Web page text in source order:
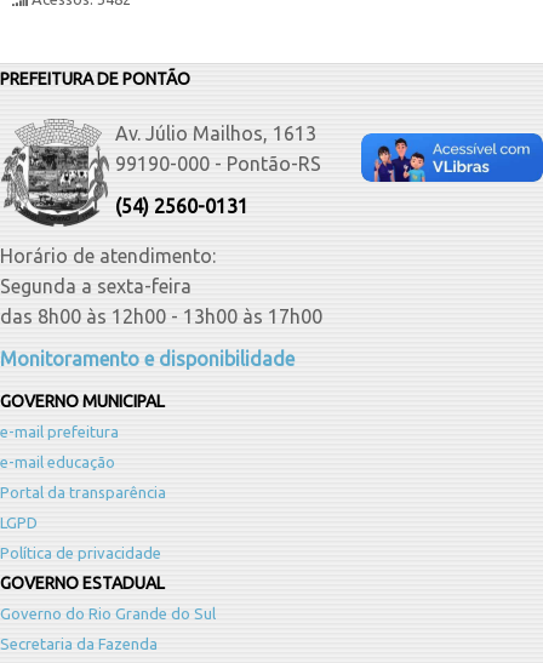
PREFEITURA DE PONTÃO
Av. Júlio Mailhos, 1613
99190-000 - Pontão-RS
(54) 2560-0131
Horário de atendimento:
Segunda a sexta-feira
das 8h00 às 12h00 - 13h00 às 17h00
Monitoramento e disponibilidade
GOVERNO MUNICIPAL
e-mail prefeitura
e-mail educação
Portal da transparência
LGPD
Política de privacidade
GOVERNO ESTADUAL
Governo do Rio Grande do Sul
Secretaria da Fazenda